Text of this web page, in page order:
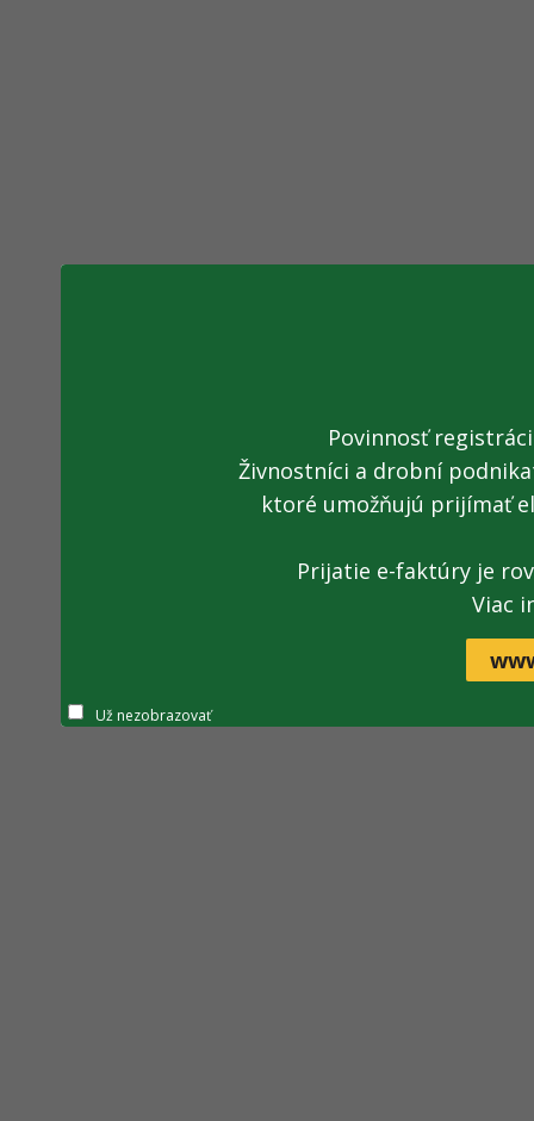
Povinnosť
Živnostníci a drobní
ktoré umožňujú prijímať
Prijatie e-faktúry je
Viac
Už nezobrazovať